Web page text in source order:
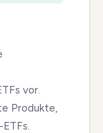
vor.
Produkte,